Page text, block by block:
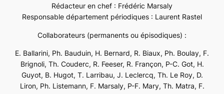
Rédacteur en chef : Frédéric Marsaly
Responsable département périodiques : Laurent Rastel
Collaborateurs (permanents ou épisodiques) :
E. Ballarini, Ph. Bauduin, H. Bernard, R. Biaux, Ph. Boulay, F.
Brignoli, Th. Couderc, R. Feeser, R. Françon, P-C. Got, H.
Guyot, B. Hugot, T. Larribau, J. Leclercq, Th. Le Roy, D.
Liron, Ph. Listemann, F. Marsaly, P-F. Mary, Th. Matra, F.